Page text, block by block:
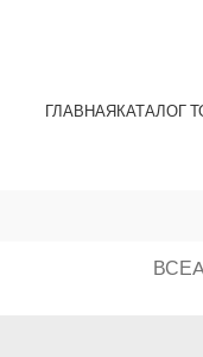
ГЛАВНАЯКАТАЛОГ
ВСЕ